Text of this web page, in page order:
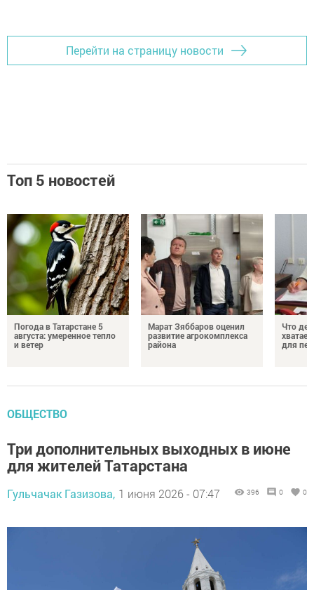
Перейти на страницу новости
Топ 5 новостей
Погода в Татарстане 5
августа: умеренное тепло
и ветер
Марат Зяббаров оценил
развитие агрокомплекса
района
Что
для
ОБЩЕСТВО
Три дополнительных выходных в июне
для жителей Татарстана
Гульчачак Газизова, 1 июня 2026 - 07:47 396 0 0